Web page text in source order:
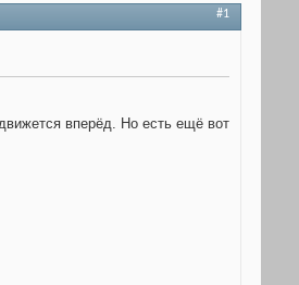
#1
вперёд. Но есть ещё вот